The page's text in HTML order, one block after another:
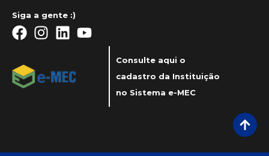
Siga a gente :)
Consulte aqui o
cadastro da Instituição
no Sistema e-MEC